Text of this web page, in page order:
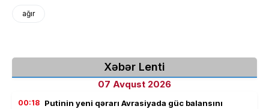
ağır
Xəbər Lenti
07 Avqust 2026
00:18 Putinin yeni qərarı Avrasiyada güc balansını